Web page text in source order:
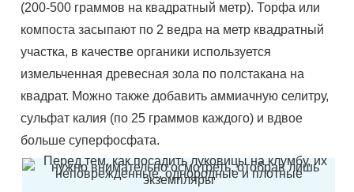
(200-500 граммов на квадратный метр). Торфа или
компоста засыпают по 2 ведра на метр квадратный
участка, в качестве органики используется
измельченная древесная зола по полстакана на
квадрат. Можно также добавить аммиачную селитру,
сульфат калия (по 25 граммов каждого) и вдвое
больше суперфосфата.